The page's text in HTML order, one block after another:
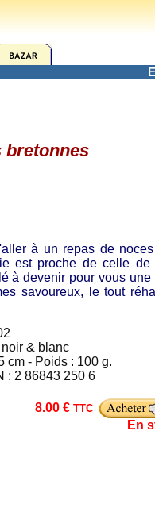
bretonnes
à un repas de
est proche de celle de
à devenir pour vous une
savoureux, le tout
& blanc
cm - Poids : 100 g.
: 2 86843 250 6
8.00 € TTC
En